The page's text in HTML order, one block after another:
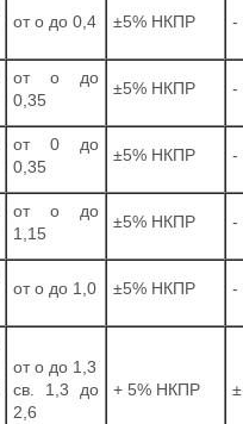
от о до 0,4 ±5% НКПР -
от о до
0,35
±5% НКПР -
от 0 до
0,35
±5% НКПР -
от о до
1,15
±5% НКПР -
от о до 1,0 ±5% НКПР -
от о до 1,3
св. 1,3 до
2,6
+ 5% НКПР